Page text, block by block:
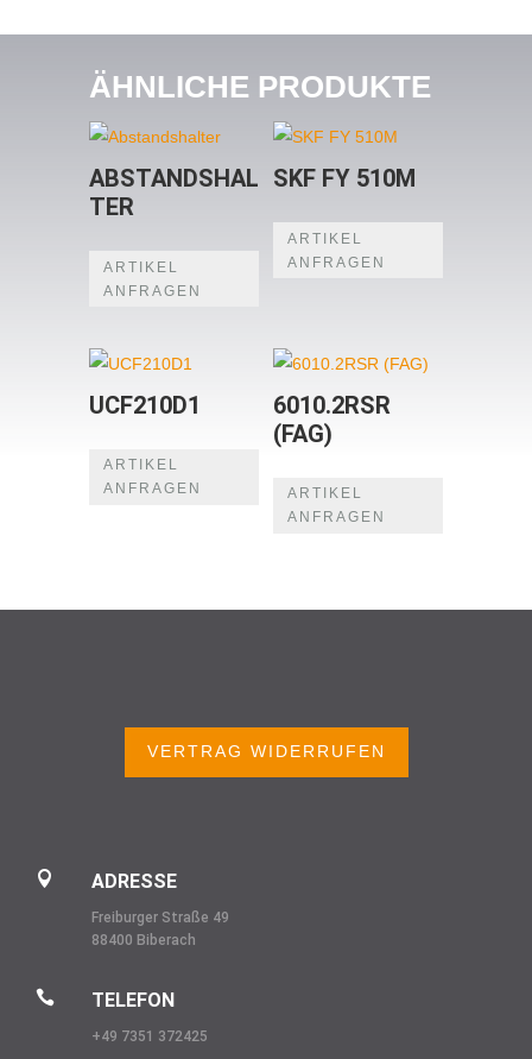
ÄHNLICHE PRODUKTE
ABSTANDSHAL
TER
ARTIKEL
ANFRAGEN
SKF FY 510M
ARTIKEL
ANFRAGEN
UCF210D1
ARTIKEL
ANFRAGEN
6010.2RSR
(FAG)
ARTIKEL
ANFRAGEN
VERTRAG WIDERRUFEN
 ADRESSE
Freiburger Straße 49
88400 Biberach
 TELEFON
+49 7351 372425